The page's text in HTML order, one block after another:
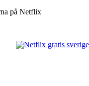
på Netflix